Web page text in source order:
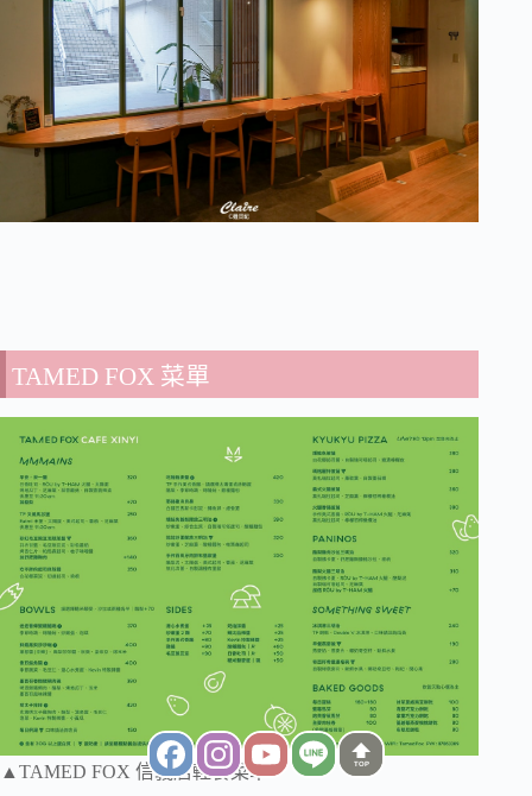
TAMED FOX 菜單
▲TAMED FOX 信義店輕食菜單 TOP